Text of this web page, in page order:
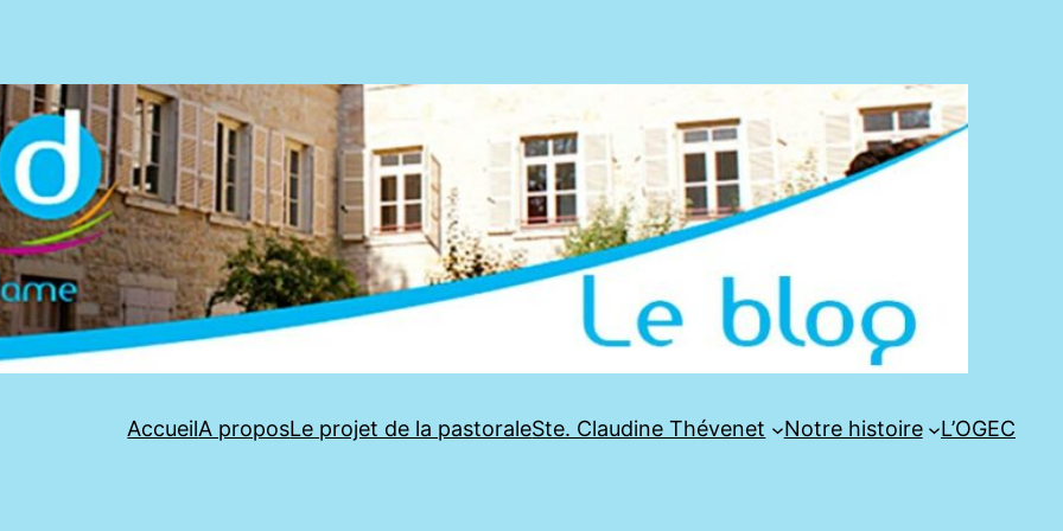
AccueilA proposLe projet de la pastoraleSte. Claudine Thévenet Notre histoire L’OGEC